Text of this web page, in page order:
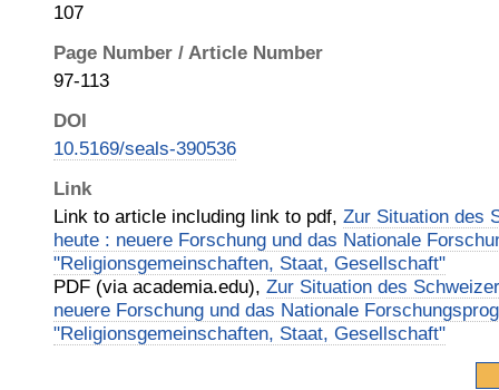
107
Page Number / Article Number
97-113
DOI
10.5169/seals-390536
Link
Link to article including link to pdf, Zur Situation des
heute : neuere Forschung und das Nationale
"Religionsgemeinschaften, Staat, Gesellschaft"
PDF (via academia.edu), Zur Situation des
neuere Forschung und das Nationale
"Religionsgemeinschaften, Staat, Gesellschaft"